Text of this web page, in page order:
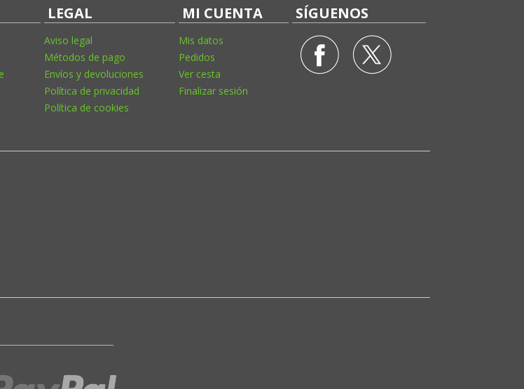
LEGAL
Aviso legal
Métodos de pago
Envíos y devoluciones
Política de privacidad
Política de cookies
MI CUENTA
Mis datos
Pedidos
Ver cesta
Finalizar sesión
SÍGUENOS